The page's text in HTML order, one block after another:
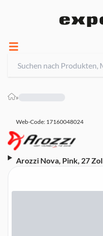
»
Web-Code: 17160048024
Arozzi Nova, Pink, 27
Gaming-Monitor